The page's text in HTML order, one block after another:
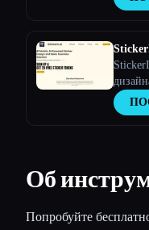
Об
Попробуйте